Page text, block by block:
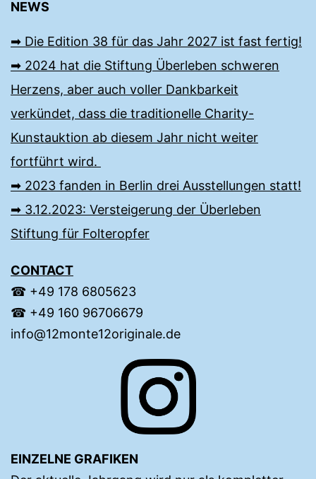
NEWS
➡︎ Die Edition 38 für das Jahr 2027 ist fast fertig!
➡︎ 2024 hat die Stiftung Überleben schweren
Herzens, aber auch voller Dankbarkeit
verkündet, dass die traditionelle Charity-
Kunstauktion ab diesem Jahr nicht weiter
fortführt wird.
➡︎ 2023 fanden in Berlin drei Ausstellungen statt!
➡︎ 3.12.2023: Versteigerung der Überleben
Stiftung für Folteropfer
CONTACT
☎︎ +49 ‭178 6805623‬‬
☎︎ +49 160 96706679‬
info@12monte12originale.de
EINZELNE GRAFIKEN